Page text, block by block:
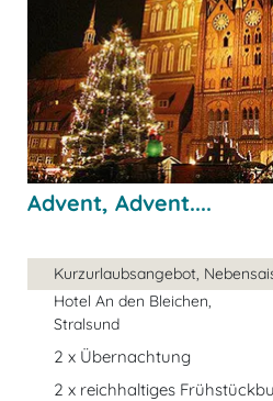
Advent, Advent....
Kurzurlaubsangebot,
Hotel An den Bleichen,
Stralsund
2 x Übernachtung
2 x reichhaltiges